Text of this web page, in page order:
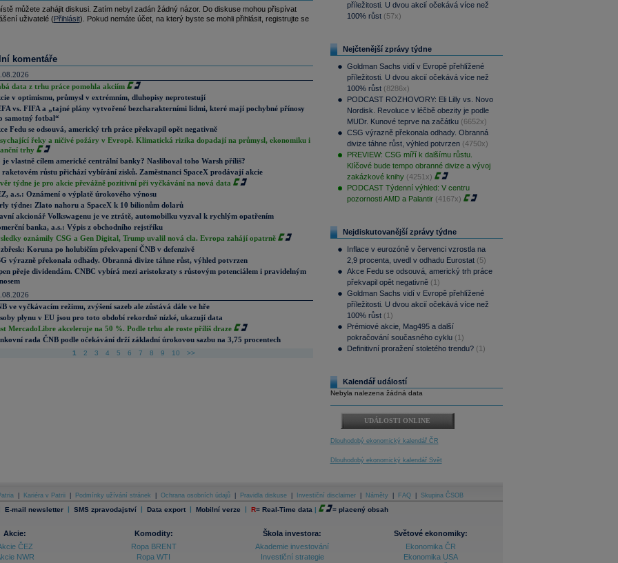
můžete zahájit diskusi. Zatím nebyl zadán žádný názor. Do diskuse mohou přispívat
uživatelé (Přihlásit). Pokud nemáte účet, na který byste se mohli přihlásit, registrujte se
komentáře
data z trhu práce pomohla akciím
v optimismu, průmysl v extrémním, dluhopisy neprotestují
vs. FIFA a „tajné plány vytvořené bezcharakterními lidmi, které mají pochybné přínosy
samotný fotbal“
Fedu se odsouvá, americký trh práce překvapil opět negativně
řeky a ničivé požáry v Evropě. Klimatická rizika dopadají na průmysl, ekonomiku i
trhy
je vlastně cílem americké centrální banky? Nasliboval toho Warsh příliš?
raketovém růstu přichází vybírání zisků. Zaměstnanci SpaceX prodávají akcie
týdne je pro akcie převážně pozitivní při vyčkávání na nová data
a.s.: Oznámení o výplatě úrokového výnosu
týdne: Zlato nahoru a SpaceX k 10 bilionům dolarů
akcionář Volkswagenu je ve ztrátě, automobilku vyzval k rychlým opatřením
banka, a.s.: Výpis z obchodního rejstříku
oznámily CSG a Gen Digital, Trump uvalil nová cla. Evropa zahájí opatrně
Koruna po holubičím překvapení ČNB v defenzivě
výrazně překonala odhady. Obranná divize táhne růst, výhled potvrzen
přeje dividendám. CNBC vybírá mezi aristokraty s růstovým potenciálem i pravidelným
ve vyčkávacím režimu, zvýšení sazeb ale zůstává dále ve hře
plynu v EU jsou pro toto období rekordně nízké, ukazují data
MercadoLibre akceleruje na 50 %. Podle trhu ale roste příliš draze
rada ČNB podle očekávání drží základní úrokovou sazbu na 3,75 procentech
1 2 3 4 5 6 7 8 9 10 >>
příležitosti. U dvou akcií očekává více než
100% růst (57x)
Nejčtenější zprávy týdne
Goldman Sachs vidí v Evropě přehlížené
příležitosti. U dvou akcií očekává více než
100% růst (8286x)
PODCAST ROZHOVORY: Eli Lilly vs. Novo
Nordisk. Revoluce v léčbě obezity je podle
MUDr. Kunové teprve na začátku (6652x)
CSG výrazně překonala odhady. Obranná
divize táhne růst, výhled potvrzen (4750x)
PREVIEW: CSG míří k dalšímu růstu.
Klíčové bude tempo obranné divize a vývoj
zakázkové knihy (4251x)
PODCAST Týdenní výhled: V centru
pozornosti AMD a Palantir (4167x)
Nejdiskutovanější zprávy týdne
Inflace v eurozóně v červenci vzrostla na
2,9 procenta, uvedl v odhadu Eurostat (5)
Akce Fedu se odsouvá, americký trh práce
překvapil opět negativně (1)
Goldman Sachs vidí v Evropě přehlížené
příležitosti. U dvou akcií očekává více než
100% růst (1)
Prémiové akcie, Mag495 a další
pokračování současného cyklu (1)
Definitivní proražení stoletého trendu? (1)
Kalendář událostí
Nebyla nalezena žádná data
UDÁLOSTI ONLINE
Dlouhodobý ekonomický kalendář ČR
Dlouhodobý ekonomický kalendář Svět
Kariéra v Patrii Podmínky užívání stránek Ochrana osobních údajů Pravidla diskuse Investiční disclaimer Náměty FAQ Skupina ČSOB
E-mail newsletter | SMS zpravodajství | Data export | Mobilní verze | R= Real-Time data | = placený obsah
Akcie:
ČEZ
NWR
Komodity:
Ropa BRENT
Ropa WTI
Škola investora:
Akademie investování
Investiční strategie
Světové ekonomiky:
Ekonomika ČR
Ekonomika USA